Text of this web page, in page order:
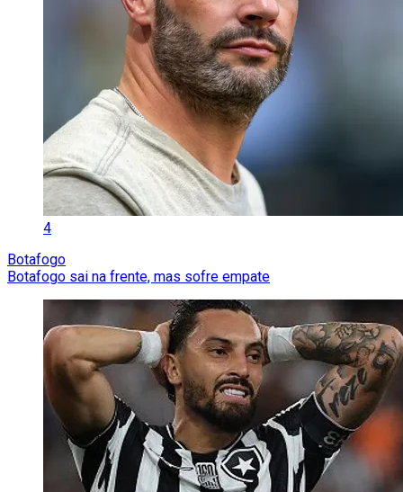
4
Botafogo
Botafogo sai na frente, mas sofre empate